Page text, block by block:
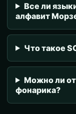
Все ли
алфавит
Что такое
Можно ли
фонарика?